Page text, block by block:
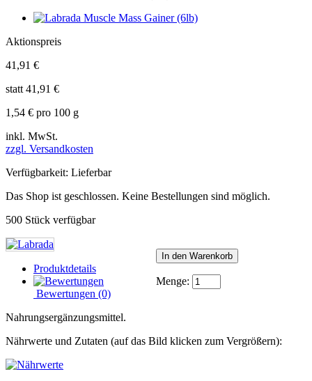
Aktionspreis
41,91 €
statt 41,91 €
1,54 € pro 100 g
inkl. MwSt.
zzgl. Versandkosten
Verfügbarkeit: Lieferbar
Das Shop ist geschlossen. Keine Bestellungen sind möglich.
500 Stück verfügbar
Menge:
Produktdetails
Bewertungen (0)
Nahrungsergänzungsmittel.
Nährwerte und Zutaten (auf das Bild klicken zum Vergrößern):